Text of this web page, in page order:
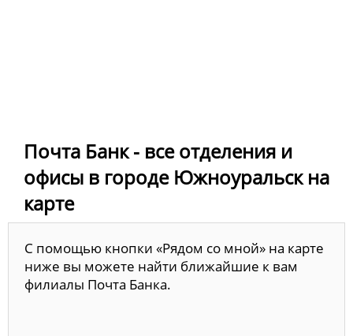
Почта Банк - все отделения и
офисы в городе Южноуральск на
карте
С помощью кнопки «Рядом со мной» на карте
ниже вы можете найти ближайшие к вам
филиалы Почта Банка.